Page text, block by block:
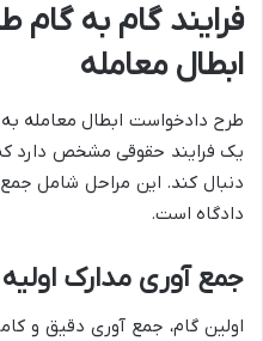
فرایند گام به
ابطال معامله
طرح دادخواست ابطال معامله
یک فرایند حقوقی مشخص دارد
دنبال کند. این مراحل شامل
دادگاه است.
جمع آوری مدارک اولیه
اولین گام، جمع آوری دقیق و